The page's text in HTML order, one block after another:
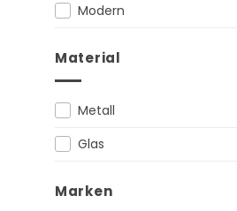
Modern
Material
Metall
Glas
Marken